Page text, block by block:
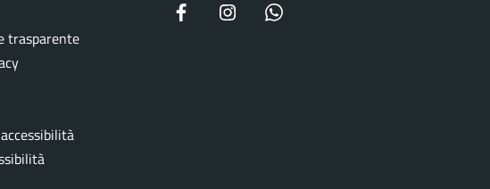
trasparente
Facebook Instagram